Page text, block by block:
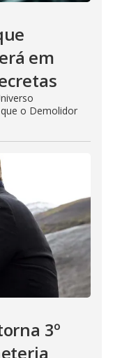
em
o Demolidor
3º